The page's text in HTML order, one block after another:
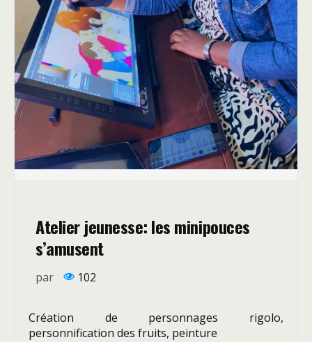
Atelier jeunesse: les minipouces
s’amusent
par 102
Création de personnages rigolo,
personnification des fruits, peinture